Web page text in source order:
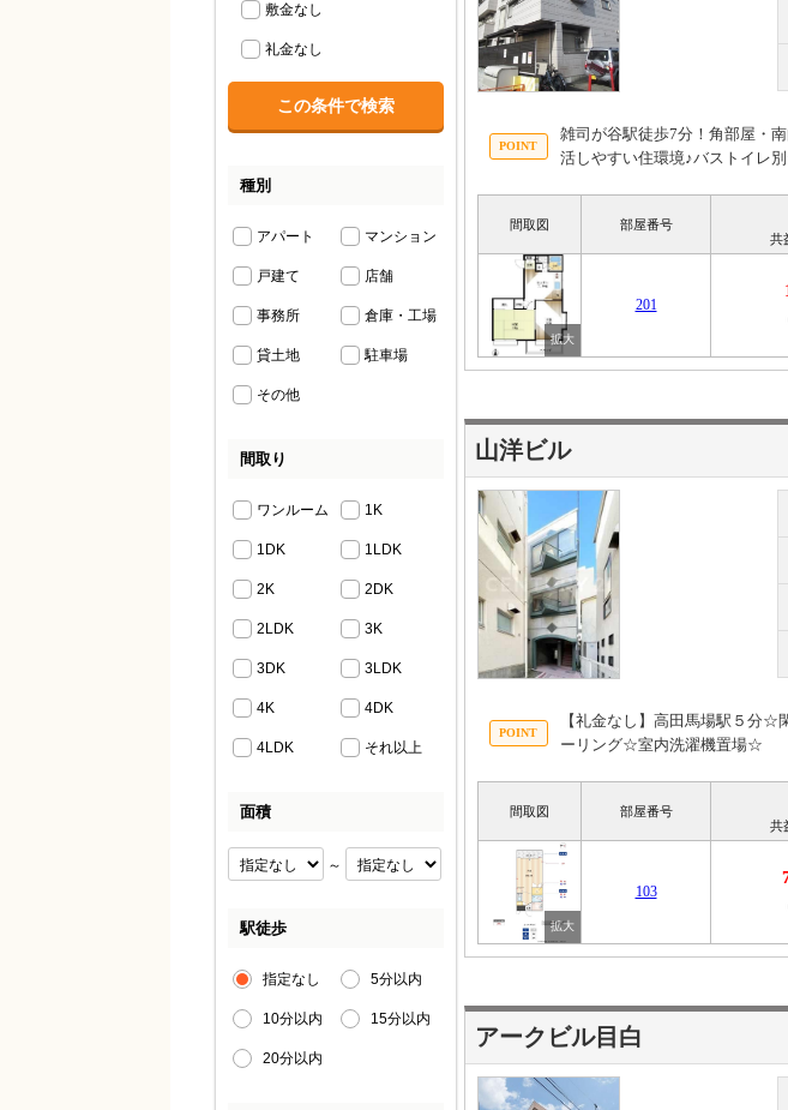
雑司が谷駅徒歩7分！角部屋・
活しやすい住環境♪バストイレ
間取図 部屋番号
共
201
山洋ビル
【礼金なし】高田馬場駅５分
ーリング☆室内洗濯機置場☆
間取図 部屋番号
共
103
アークビル目白
敷金なし
礼金なし
種別
アパート マンション
戸建て 店舗
事務所 倉庫・工場
貸土地 駐車場
その他
間取り
ワンルーム 1K
1DK 1LDK
2K 2DK
2LDK 3K
3DK 3LDK
4K 4DK
4LDK それ以上
面積
～
駅徒歩
指定なし 5分以内
10分以内 15分以内
20分以内